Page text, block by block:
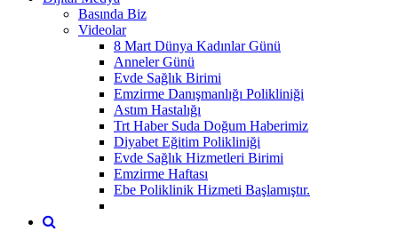
Basında Biz
Videolar
8 Mart Dünya Kadınlar Günü
Anneler Günü
Evde Sağlık Birimi
Emzirme Danışmanlığı Polikliniği
Astım Hastalığı
Trt Haber Suda Doğum Haberimiz
Diyabet Eğitim Polikliniği
Evde Sağlık Hizmetleri Birimi
Emzirme Haftası
Ebe Poliklinik Hizmeti Başlamıştır.